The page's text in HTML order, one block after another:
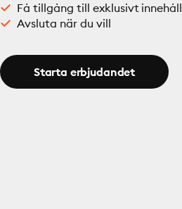
Få tillgång till exklusivt innehåll
Avsluta när du vill
Starta erbjudandet